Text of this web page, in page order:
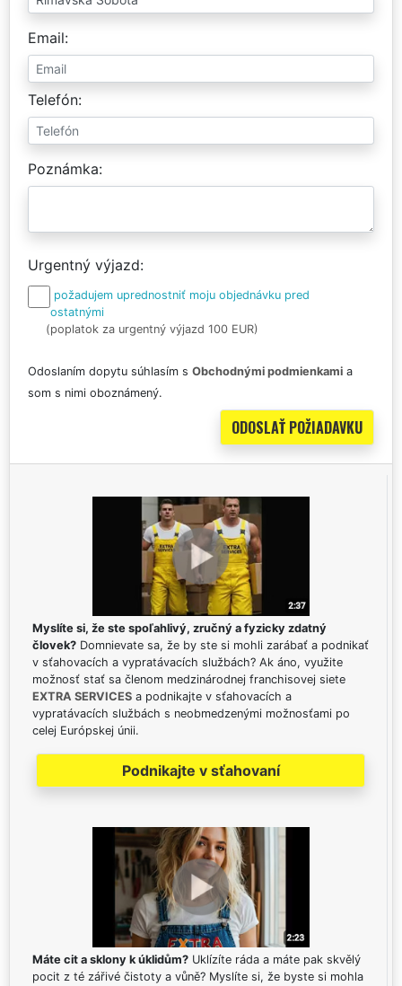
Email
Telefón
Poznámka
Urgentný výjazd
požadujem uprednostniť moju objednávku pred
ostatnými
(poplatok za urgentný výjazd 100 EUR)
Odoslaním dopytu súhlasím s Obchodnými podmienkami a
som s nimi oboznámený.
Myslíte si, že ste spoľahlivý, zručný a fyzicky zdatný
človek? Domnievate sa, že by ste si mohli zarábať a podnikať
v sťahovacích a vypratávacích službách? Ak áno, využite
možnosť stať sa členom medzinárodnej franchisovej siete
EXTRA SERVICES a podnikajte v sťahovacích a
vypratávacích službách s neobmedzenými možnosťami po
celej Európskej únii.
Podnikajte v sťahovaní
Máte cit a sklony k úklidům? Uklízíte ráda a máte pak skvělý
pocit z té zářivé čistoty a vůně? Myslíte si, že byste si mohla